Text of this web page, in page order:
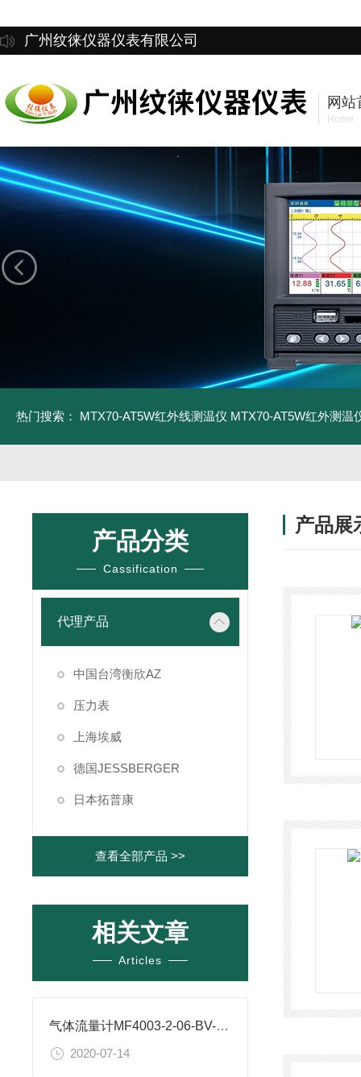
广州纹徕仪器仪表有限公司
网站
Home
热门搜索： MTX70-AT5W红外线测温仪 MTX70-AT5W红外测温
产品分类
Cassification
代理产品
中国台湾衡欣AZ
压力表
上海埃威
德国JESSBERGER
日本拓普康
查看全部产品 >>
相关文章
Articles
气体流量计MF4003-2-06-BV-N信号
2020-07-14
产品展